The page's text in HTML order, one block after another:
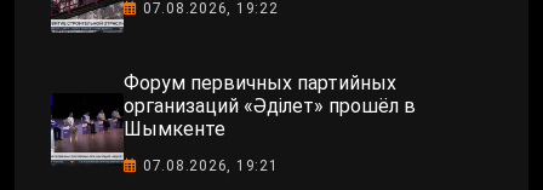
07.08.2026, 19:22
Форум первичных партийных
организаций «Әділет» прошёл в
Шымкенте
07.08.2026, 19:21